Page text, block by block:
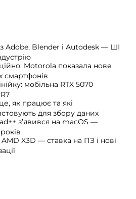
з Adobe, Blender і Autodesk — ШІ
Motorola показала нове
смартфонів
мобільна RTX 5070
як працює та які
для збору даних
з’явився на macOS —
AMD X3D — ставка на ПЗ і нові